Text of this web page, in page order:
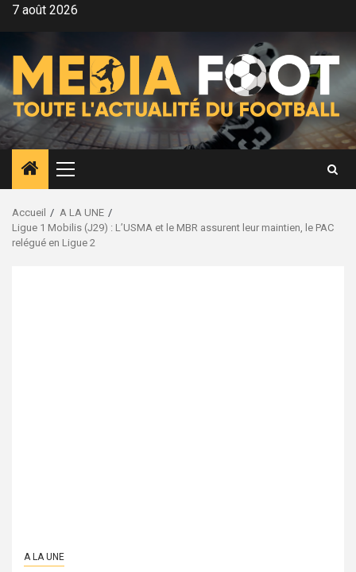
Aller7 août 2026
Menu
principal
Accueil
A LA UNE
Ligue 1 Mobilis (J29) : L’USMA et le MBR assurent leur maintien, le PAC
relégué en Ligue 2
A LA UNE